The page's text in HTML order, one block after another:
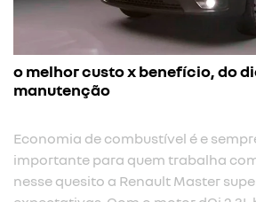
o melhor custo x benefício, do
manutenção
Economia de combustível é e
importante para quem trabalha
nesse quesito a Renault Master